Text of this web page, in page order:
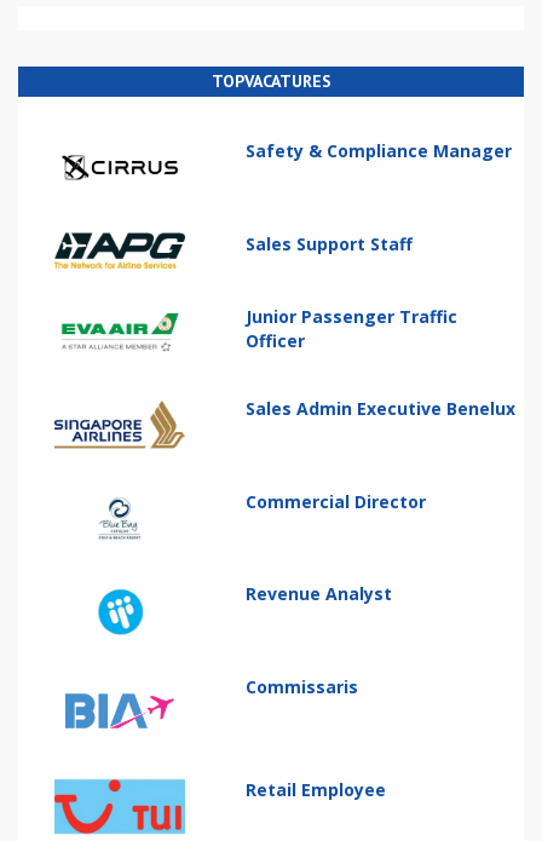
TOPVACATURES
Safety & Compliance Manager
Sales Support Staff
Junior Passenger Traffic
Officer
Sales Admin Executive Benelux
Commercial Director
Revenue Analyst
Commissaris
Retail Employee